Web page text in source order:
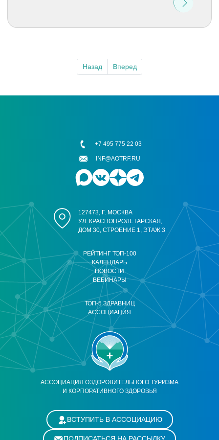
Назад Вперед
АССОЦИАЦИЯ ОЗДОРОВИТЕЛЬНОГО ТУРИЗМА
И КОРПОРАТИВНОГО ЗДОРОВЬЯ
РЕЙТИНГ ТОП-100
КАЛЕНДАРЬ
НОВОСТИ
ВЕБИНАРЫ
ТОП-5 ЗДРАВНИЦ
АССОЦИАЦИЯ
127473, Г. МОСКВА
УЛ. КРАСНОПРОЛЕТАРСКАЯ,
ДОМ 30, СТРОЕНИЕ 1, ЭТАЖ 3
+7 495 775 22 03
INF@AOTRF.RU
ВСТУПИТЬ В АССОЦИАЦИЮ